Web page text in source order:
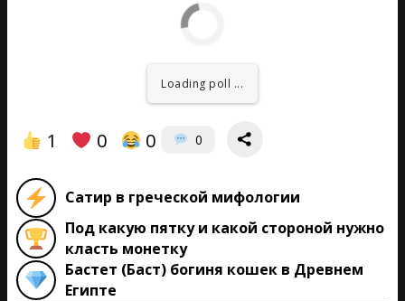
Loading poll ...
1 0 0 0
Сатир в греческой мифологии
Под какую пятку и какой стороной нужно
класть монетку
Бастет (Баст) богиня кошек в Древнем
Египте